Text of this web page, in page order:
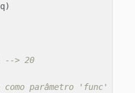
q)
--> 20
como parâmetro 'func'